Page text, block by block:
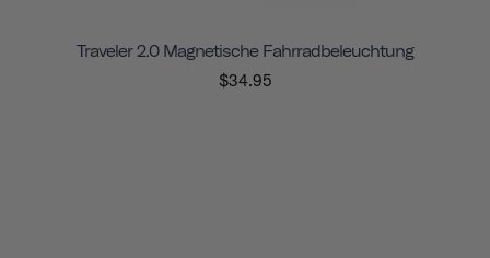
Traveler 2.0 Magnetische Fahrradbeleuchtung
$34.95